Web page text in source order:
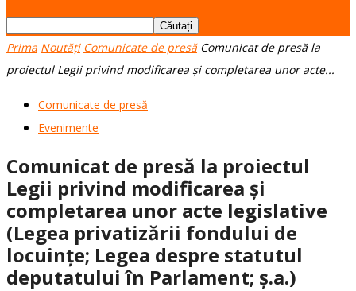
Prima Noutăți Comunicate de presă Comunicat de presă la
proiectul Legii privind modificarea și completarea unor acte...
Comunicate de presă
Evenimente
Comunicat de presă la proiectul
Legii privind modificarea și
completarea unor acte legislative
(Legea privatizării fondului de
locuințe; Legea despre statutul
deputatului în Parlament; ș.a.)